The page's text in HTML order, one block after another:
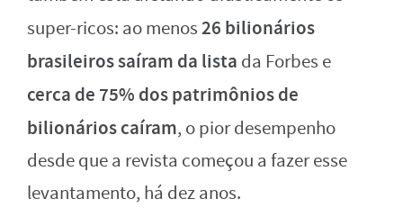
super-ricos: ao menos26 bilionários
brasileiros saíram da lista da Forbes e
cerca de 75% dos patrimônios de
bilionários caíram, o pior desempenho
desde que a revista começou a fazer esse
levantamento, há dez anos.